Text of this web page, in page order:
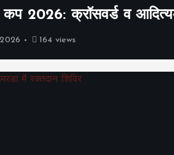
कप 2026: क्रॉसवर्ड व
164 views